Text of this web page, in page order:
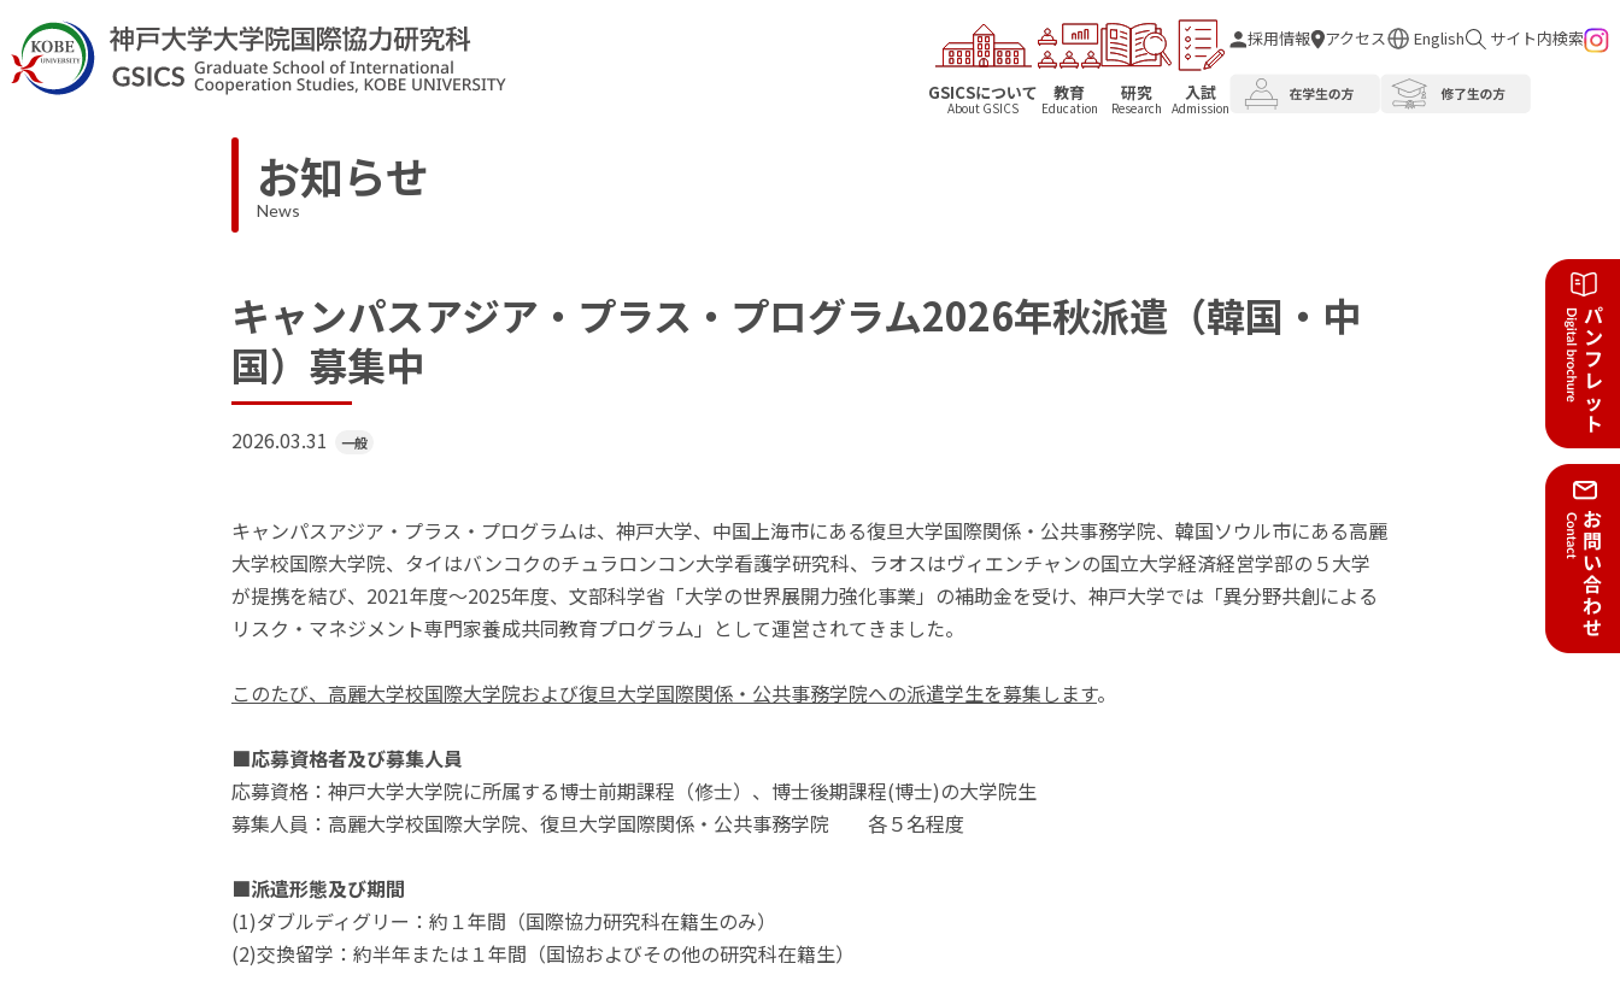
GSICSについて
About GSICS
教育
Education
研究
Research
入試
Admission
採用情報 アクセス English サイト内検索
お知らせ
News
キャンパスアジア・プラス・プログラム2026年秋派遣（韓国・中
国）募集中
2026.03.31 一般
キャンパスアジア・プラス・プログラムは、神戸大学、中国上海市にある復旦大学国際関係・公共事務学院、韓国ソウル市にある高麗
大学校国際大学院、タイはバンコクのチュラロンコン大学看護学研究科、ラオスはヴィエンチャンの国立大学経済経営学部の５大学
が提携を結び、2021年度～2025年度、文部科学省「大学の世界展開力強化事業」の補助金を受け、神戸大学では「異分野共創による
リスク・マネジメント専門家養成共同教育プログラム」として運営されてきました。
このたび、高麗大学校国際大学院および復旦大学国際関係・公共事務学院への派遣学生を募集します。
■応募資格者及び募集人員
応募資格：神戸大学大学院に所属する博士前期課程（修士）、博士後期課程(博士)の大学院生
募集人員：高麗大学校国際大学院、復旦大学国際関係・公共事務学院 各５名程度
■派遣形態及び期間
(1)ダブルディグリー：約１年間（国際協力研究科在籍生のみ）
(2)交換留学：約半年または１年間（国協およびその他の研究科在籍生）